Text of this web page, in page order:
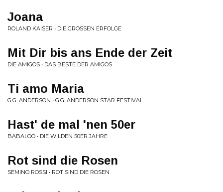
Joana
ROLAND KAISER • DIE GROSSEN ERFOLGE
Mit Dir bis ans Ende der Zeit
DIE AMIGOS • DAS BESTE DER AMIGOS
Ti amo Maria
G.G. ANDERSON • G.G. ANDERSON STAR FESTIVAL
Hast' de mal 'nen 50er
BABALOO • DIE WILDEN 50ER JAHRE
Rot sind die Rosen
SEMINO ROSSI • ROT SIND DIE ROSEN